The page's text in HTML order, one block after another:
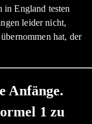
in England testen
leider nicht,
hat, der
Anfänge.
1 zu